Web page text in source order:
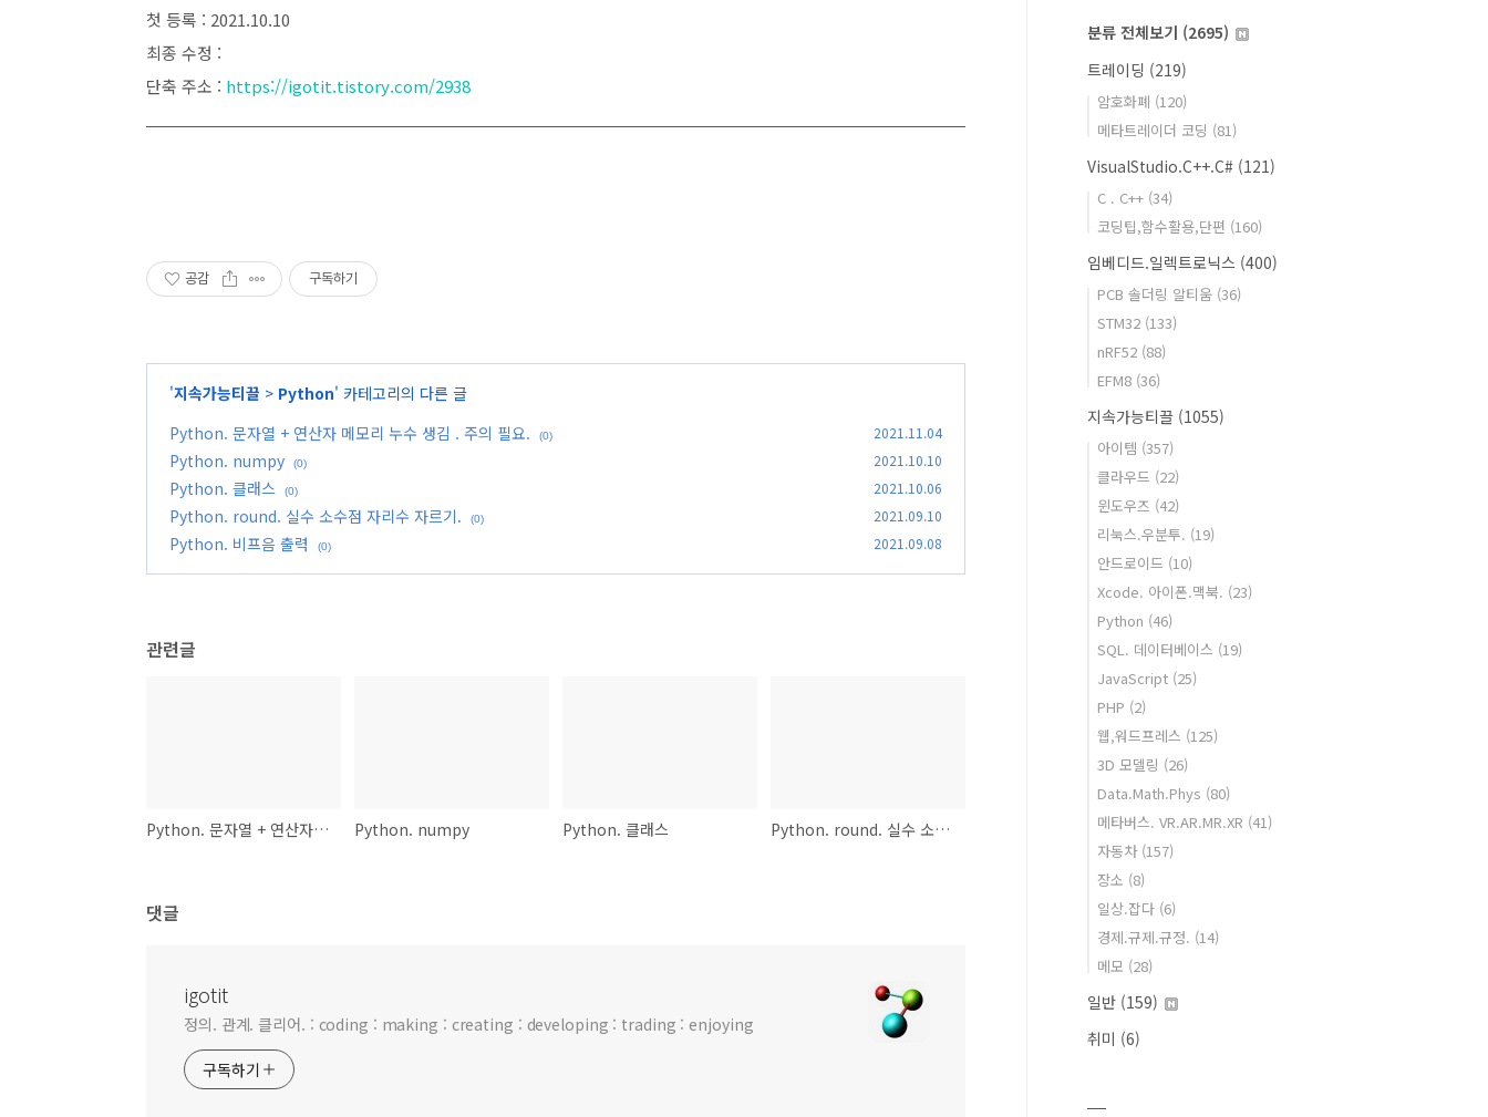
첫 등록 : 2021.10.10
최종 수정 :
단축 주소 : https://igotit.tistory.com/2938
공감 구독하기
'지속가능티끌 > Python' 카테고리의 다른 글
Python. 문자열 + 연산자 메모리 누수 생김 . 주의 필요.
(0) 2021.11.04
Python. numpy (0) 2021.10.10
Python. 클래스 (0) 2021.10.06
Python. round. 실수 소수점 자리수 자르기. (0) 2021.09.10
Python. 비프음 출력 (0) 2021.09.08
관련글
Python. 문자열 + 연산자 메모리 누수 생김 . 주의 필요. Python. numpy Python. 클래스 Python. round. 실수 소수점 자리수 자르기.
댓글
igotit
정의. 관계. 클리어. : coding : making : creating : developing : trading : enjoying
구독하기
분류 전체보기 (2695)
트레이딩 (219)
암호화폐 (120)
메타트레이더 코딩 (81)
VisualStudio.C++.C# (121)
C . C++ (34)
코딩팁,함수활용,단편 (160)
임베디드.일렉트로닉스 (400)
PCB 솔더링 알티움 (36)
STM32 (133)
nRF52 (88)
EFM8 (36)
지속가능티끌 (1055)
아이템 (357)
클라우드 (22)
윈도우즈 (42)
리눅스.우분투. (19)
안드로이드 (10)
Xcode. 아이폰.맥북. (23)
Python (46)
SQL. 데이터베이스 (19)
JavaScript (25)
PHP (2)
웹,워드프레스 (125)
3D 모델링 (26)
Data.Math.Phys (80)
메타버스. VR.AR.MR.XR (41)
자동차 (157)
장소 (8)
일상.잡다 (6)
경제.규제.규정. (14)
메모 (28)
일반 (159)
취미 (6)